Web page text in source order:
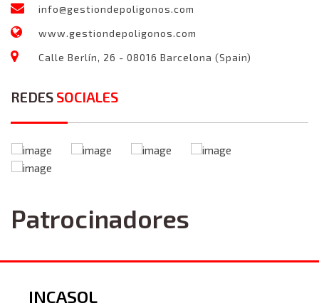
info@gestiondepoligonos.com
www.gestiondepoligonos.com
Calle Berlín, 26 - 08016 Barcelona (Spain)
REDES SOCIALES
Patrocinadores
INCASOL